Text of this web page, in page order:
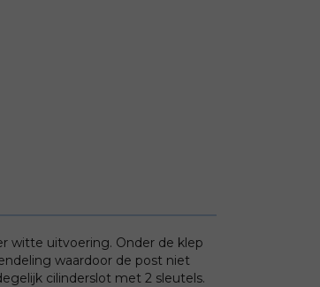
witte uitvoering. Onder de klep
waardoor de post niet
cilinderslot met 2 sleutels.